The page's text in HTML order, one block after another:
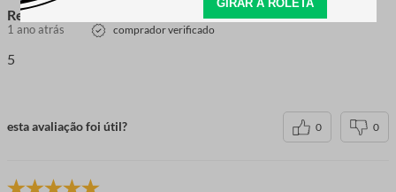
Renata
1 ano atrás comprador verificado
5
esta avaliação foi útil? 0 0